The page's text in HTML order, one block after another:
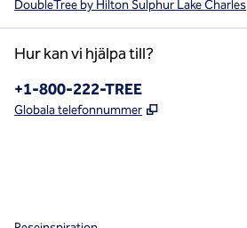
DoubleTree by Hilton Sulphur Lake Charles
Hur kan vi hjälpa till?
Telefon:
+1-800-222-TREE
Globala telefonnummer ,